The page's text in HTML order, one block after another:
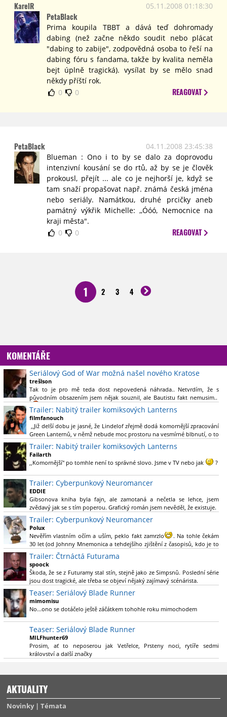
KarelR 05.11.2008 01:18:30
PetaBlack
Prima koupila TBBT a dává teď dohromady
dabing (než začne někdo soudit nebo plácat
"dabing to zabije", zodpovědná osoba to řeší na
dabing fóru s fandama, takže by kvalita neměla
bejt úplně tragická). vysílat by se mělo snad
někdy příští rok.
0
0 REAGOVAT
PetaBlack
04.11.2008 23:45:38
Blueman : Ono i to by se dalo za doprovodu
intenzivní kousání se do rtů, až by se je člověk
prokousl, přejít ... ale co je nejhorší je, když se
tam snaží propašovat např. známá česká jména
nebo seriály. Namátkou, druhé prcičky aneb
památný výkřik Michelle: ,,Óóó, Nemocnice na
kraji města".
0
0 REAGOVAT
1 2 3 4
KOMENTÁŘE
Seriálový God of War možná našel nového Kratose
trešlson
Tak to je pro mě teda dost nepovedená náhrada.. Netvrdím, že s
původním obsazením jsem nějak souznil, ale Bautistu fakt nemusim..
Trailer: Nabitý trailer komiksových Lanterns
filmfanouch
,,Již delší dobu je jasné, že Lindelof zřejmě dodá komornější zpracování
Green Lanternů, v němž nebude moc prostoru na vesmírné blbnutí, o to
více se ovšem bude moci nová adaptace odprostit třeba od filmového
Green Lanterna s Ryanem Reynoldsem.´´ Co je na tom
nesrozumitelného?
Trailer: Nabitý trailer komiksových Lanterns
Failarth
,,Komornější" po tomhle není to správné slovo. Jsme v TV nebo jak
?
Nebál bych se říct, že to vypadá skvěle jak po stránce kvantity materiálu,
tak i formou.
Výběr Ulricha Tomsena pro mě velké překvapení a velmi zajímavá volba
bravo.
Chandler je lepší a lepší s každou novou scénou.
Komiksy to mají ted´těžké, paradoxně tomu škodí to všechno kolem
(DC nebo MCU to je buřt) , ale nezasloužilo by si to zářez jen kvůli tomu.
Držím tomu palce.
Trailer: Cyberpunkový Neuromancer
EDDIE
Gibsonova kniha byla fajn, ale zamotaná a nečetla se lehce, jsem
zvědavý jak se s tím poperou. Grafický román jsem nevěděl, že existuje.
Trailer: Cyberpunkový Neuromancer
Polux
Nevěřím vlastním očím a uším, peklo fakt zamrzlo
. Na tohle čekám
30 let (od Johnny Mnemonica a tehdejšího zjištění z časopisů, kdo je to
Gibson a co je jeho debutová kniha zač), přičemž 25 let (od Matrixu,
který pojem cyberpunk dostal do povědomí i obyčejného diváka a
nikoliv fanouška žánru) marně doufám, že si po řadě "duchovních
nástupců", kteří přišli poté (Ghost In The Shell, Alita: Battle Angel,
Altered Carbon, Blade Runner 2049, Cyberpunk 2077, atd.), někdo
konečně vzpomene i na bibli cyberpunku, se kterou to všechno začalo.
Teď už nezbývá nic jiného než se tiše modlit a doufat, že to bude stát za
to
. Plus kudos za sázku na seriál a nikoliv film, snad tvůrci tu
Trailer: Čtrnáctá Futurama
spoock
Škoda, že se z Futuramy stal stín, stejně jako ze Simpsnů. Poslední série
jsou dost tragické, ale třeba se objeví nějaký zajímavý scénárista.
Nedávno začala vycházet nová řada Ricka a Mortyho a já z úžasem zjistil,
že se na to dá opět koukat.
Teaser: Seriálový Blade Runner
mimomisu
No...ono se dotáčelo ještě záčátkem tohohle roku mimochodem
Teaser: Seriálový Blade Runner
MILFhunter69
Prosim, ať to neposerou jak Vetřelce, Prsteny noci, rytíře sedmi
království a další značky
AKTUALITY
Novinky Témata